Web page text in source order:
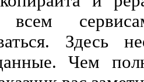
Здесь
Чем